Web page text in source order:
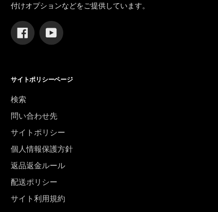
付けオプションなどをご提供しています。
FacebookYouTube
サイトポリシーページ
検索
問い合わせ先
サイトポリシー
個人情報保護方針
返品返金ルール
配送ポリシー
サイト利用規約